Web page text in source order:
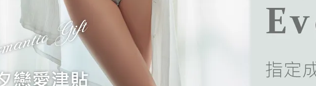
拔。
L(晨光金)
NT$1,680
拔。